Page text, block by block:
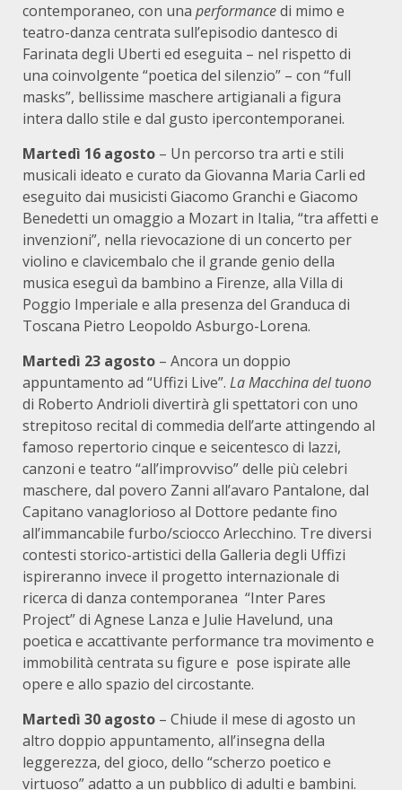
contemporaneo, con una performancedi mimo e
teatro-danza centrata sull’episodio dantesco di
Farinata degli Uberti ed eseguita – nel rispetto di
una coinvolgente “poetica del silenzio” – con “full
masks”, bellissime maschere artigianali a figura
intera dallo stile e dal gusto ipercontemporanei.
Martedì 16 agosto – Un percorso tra arti e stili
musicali ideato e curato da Giovanna Maria Carli ed
eseguito dai musicisti Giacomo Granchi e Giacomo
Benedetti un omaggio a Mozart in Italia, “tra affetti e
invenzioni”, nella rievocazione di un concerto per
violino e clavicembalo che il grande genio della
musica eseguì da bambino a Firenze, alla Villa di
Poggio Imperiale e alla presenza del Granduca di
Toscana Pietro Leopoldo Asburgo-Lorena.
Martedì 23 agosto – Ancora un doppio
appuntamento ad “Uffizi Live”. La Macchina del tuono
di Roberto Andrioli divertirà gli spettatori con uno
strepitoso recital di commedia dell’arte attingendo al
famoso repertorio cinque e seicentesco di lazzi,
canzoni e teatro “all’improvviso” delle più celebri
maschere, dal povero Zanni all’avaro Pantalone, dal
Capitano vanaglorioso al Dottore pedante fino
all’immancabile furbo/sciocco Arlecchino. Tre diversi
contesti storico-artistici della Galleria degli Uffizi
ispireranno invece il progetto internazionale di
ricerca di danza contemporanea “Inter Pares
Project” di Agnese Lanza e Julie Havelund, una
poetica e accattivante performance tra movimento e
immobilità centrata su figure e pose ispirate alle
opere e allo spazio del circostante.
Martedì 30 agosto – Chiude il mese di agosto un
altro doppio appuntamento, all’insegna della
leggerezza, del gioco, dello “scherzo poetico e
virtuoso” adatto a un pubblico di adulti e bambini.